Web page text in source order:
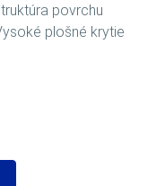
povrchu
plošné krytie